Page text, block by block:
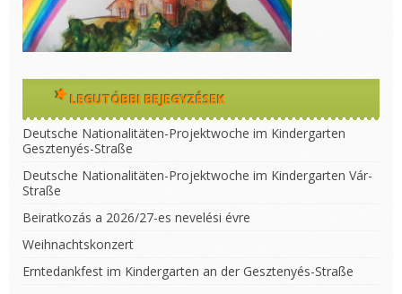
LEGUTÓBBI BEJEGYZÉSEK
Deutsche Nationalitäten-Projektwoche im Kindergarten
Gesztenyés-Straße
Deutsche Nationalitäten-Projektwoche im Kindergarten Vár-
Straße
Beiratkozás a 2026/27-es nevelési évre
Weihnachtskonzert
Erntedankfest im Kindergarten an der Gesztenyés-Straße